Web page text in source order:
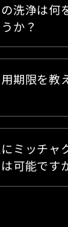
洗浄は何
か？
期限を教
ミッチャ
可能です